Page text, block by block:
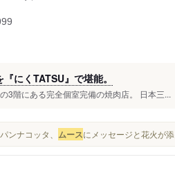
にくTATSU』で堪能。
3階にある完全個室完備の焼肉店。 日本三...
ンナコッタ、 ムースにメッセージと花火が